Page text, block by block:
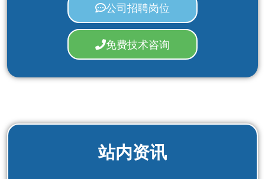
公司招聘岗位
免费技术咨询
站内资讯